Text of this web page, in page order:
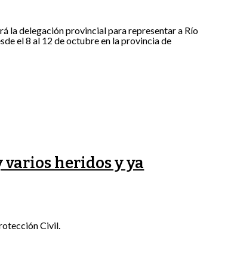
la delegación provincial para representar a Río
el 8 al 12 de octubre en la provincia de
heridos y ya
Civil.